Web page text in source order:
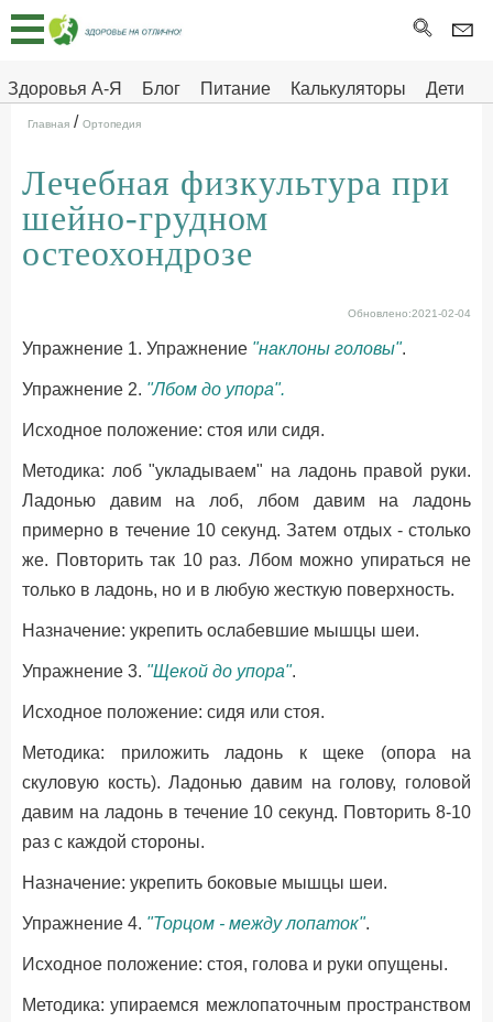
Здоровья А-Я Блог Питание Калькуляторы
Дети
Главная
Тесты
Про
ДЕТЯМ
Главная / Ортопедия
Лечебная физкультура при
шейно-грудном
остеохондрозе
Обновлено:2021-02-04
Упражнение 1. Упражнение "наклоны головы".
Упражнение 2. "Лбом до упора".
Исходное положение: стоя или сидя.
Методика: лоб "укладываем" на ладонь правой руки.
Ладонью давим на лоб, лбом давим на ладонь
примерно в течение 10 секунд. Затем отдых - столько
же. Повторить так 10 раз. Лбом можно упираться не
только в ладонь, но и в любую жесткую поверхность.
Назначение: укрепить ослабевшие мышцы шеи.
Упражнение 3. "Щекой до упора".
Исходное положение: сидя или стоя.
Методика: приложить ладонь к щеке (опора на
скуловую кость). Ладонью давим на голову, головой
давим на ладонь в течение 10 секунд. Повторить 8-10
раз с каждой стороны.
Назначение: укрепить боковые мышцы шеи.
Упражнение 4. "Торцом - между лопаток".
Исходное положение: стоя, голова и руки опущены.
Методика: упираемся межлопаточным пространством